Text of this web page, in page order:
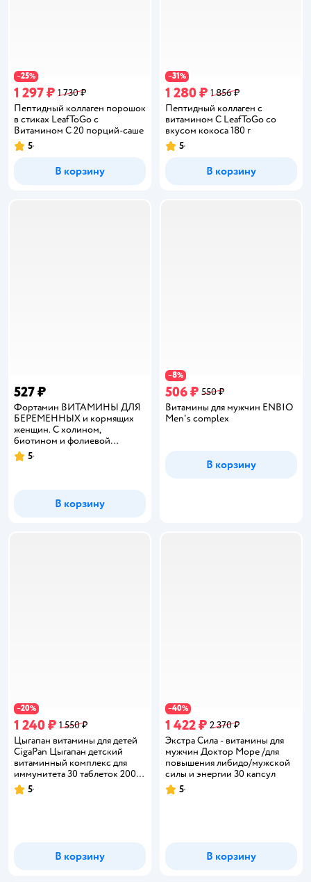
−25%
1 297 ₽ 1 730 ₽
Пептидный коллаген порошок
в стиках LeafToGo с
Витамином C 20 порций-саше
Рейтинг:
5
В корзину
−31%
1 280 ₽ 1 856 ₽
Пептидный коллаген с
витамином С LeafToGo со
вкусом кокоса 180 г
Рейтинг:
5
В корзину
527 ₽
Фортамин ВИТАМИНЫ ДЛЯ
БЕРЕМЕННЫХ и кормящих
женщин. С холином,
биотином и фолиевой
кислотой. ВТФ, 30 таб
Рейтинг:
5
В корзину
−8%
506 ₽ 550 ₽
Витамины для мужчин ENBIO
Men's complex
В корзину
−20%
1 240 ₽ 1 550 ₽
Цыгапан витамины для детей
CigaPan Цыгапан детский
витаминный комплекс для
иммунитета 30 таблеток 200
мг
Рейтинг:
5
В корзину
−40%
1 422 ₽ 2 370 ₽
Экстра Сила - витамины для
мужчин Доктор Море /для
повышения либидо/мужской
силы и энергии 30 капсул
Рейтинг:
5
В корзину